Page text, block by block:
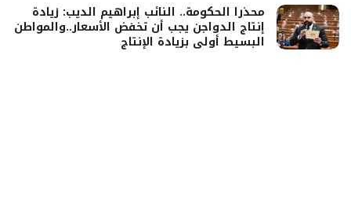
محذرا الحكومة.. النائب إبراهيم الديب: زيادة
إنتاج الدواجن يجب أن تخفض الأسعار..والمواطن
البسيط أولى بزيادة الإنتاج